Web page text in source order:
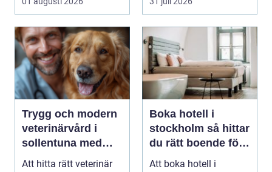
Trygg och modern
veterinärvård i
sollentuna med
omnejd
Att hitta rätt veterinär
Boka hotell i
stockholm så hittar
du rätt boende för
din vistelse
Att boka hotell i